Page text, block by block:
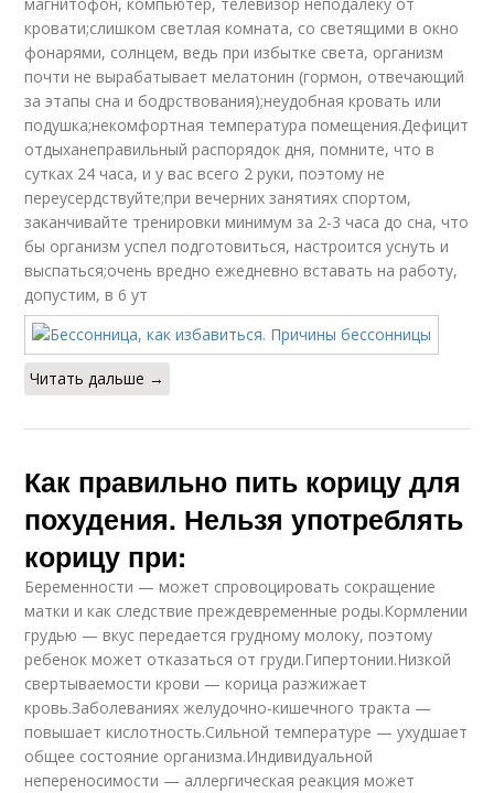
кровати;слишком светлая комната, со светящими в окно
фонарями, солнцем, ведь при избытке света, организм
почти не вырабатывает мелатонин (гормон, отвечающий
за этапы сна и бодрствования);неудобная кровать или
подушка;некомфортная температура помещения.Дефицит
отдыханеправильный распорядок дня, помните, что в
сутках 24 часа, и у вас всего 2 руки, поэтому не
переусердствуйте;при вечерних занятиях спортом,
заканчивайте тренировки минимум за 2-3 часа до сна, что
бы организм успел подготовиться, настроится уснуть и
выспаться;очень вредно ежедневно вставать на работу,
допустим, в 6 ут
Читать дальше →
Как правильно пить корицу для
похудения. Нельзя употреблять
корицу при:
Беременности — может спровоцировать сокращение
матки и как следствие преждевременные роды.Кормлении
грудью — вкус передается грудному молоку, поэтому
ребенок может отказаться от груди.Гипертонии.Низкой
свертываемости крови — корица разжижает
кровь.Заболеваниях желудочно-кишечного тракта —
повышает кислотность.Сильной температуре — ухудшает
общее состояние организма.Индивидуальной
непереносимости — аллергическая реакция может